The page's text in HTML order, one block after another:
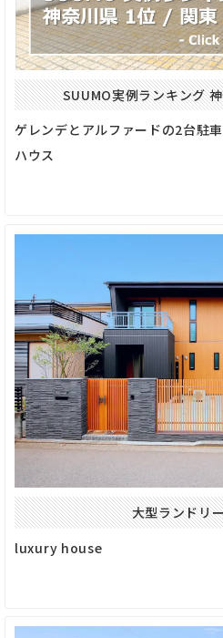
SUUMO実例ランキング
ゲレンデとアルファードの2台駐
ハウス
大型ランドリ
luxury house